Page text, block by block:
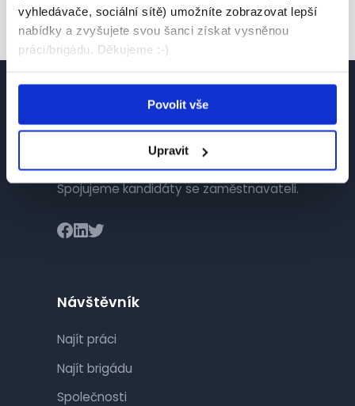
vyhledávače, sociální sítě) umožníte zobrazovat lepší
nabídky a zvyšujete svou šanci získat vysněnou
práci/brigádu. Děkujeme :-)
Povolit vše
Upravit
27.07.2026
Česká platforma pro hledání práce a talentů.
Spojujeme kandidáty se zaměstnavateli.
Návštěvník
Najít práci
Najít brigádu
Společnosti